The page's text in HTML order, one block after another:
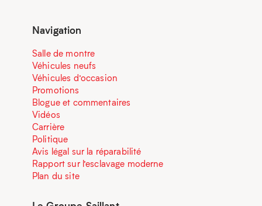
Navigation
Salle de montre
Véhicules neufs
Véhicules d’occasion
Promotions
Blogue et commentaires
Vidéos
Carrière
Politique
Avis légal sur la réparabilité
Rapport sur l’esclavage moderne
Plan du site